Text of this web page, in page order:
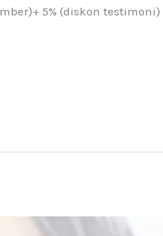
5% (diskon testimoni)